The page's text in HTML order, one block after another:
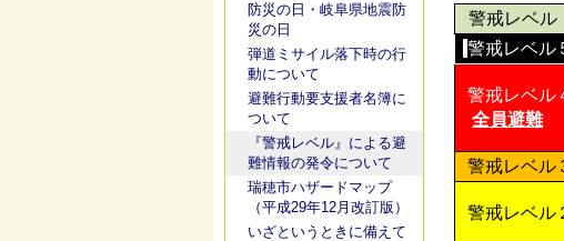
防災の日・岐阜県地震防
災の日
弾道ミサイル落下時の行
動について
避難行動要支援者名簿に
ついて
『警戒レベル』による避
難情報の発令について
瑞穂市ハザードマップ
（平成29年12月改訂版）
いざというときに備えて
警戒レベ
警戒レベル
警戒レベル
全員避難
警戒レベル
警戒レベル